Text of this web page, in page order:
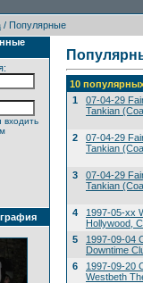
/ Популярные
входить
10
1
07-04-29
Tankian
2
07-04-29
Tankian
3
07-04-29
Tankian
4
1997-05-xx
Hollywood,
5
1997-09-04
Downtime
6
1997-09-20
Westbeth